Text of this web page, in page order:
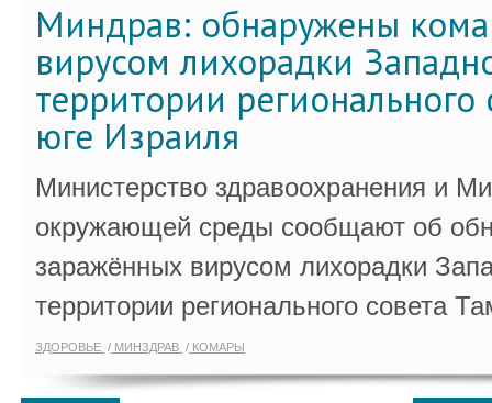
Миндрав: обнаружены
вирусом лихорадки
территории регионального
юге Израиля
Министерство здравоохранения и
окружающей среды сообщают об
заражённых вирусом лихорадки
территории регионального совета
ЗДОРОВЬЕ МИНЗДРАВ КОМАРЫ